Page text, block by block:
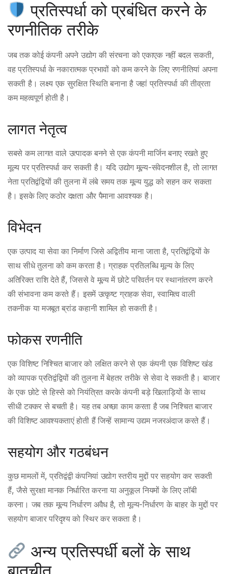
प्रतिस्पर्धा को प्रबंधित करने के
रणनीतिक तरीके
जब तक कोई कंपनी अपने उद्योग की संरचना को एकाएक नहीं बदल सकती,
वह प्रतिस्पर्धा के नकारात्मक प्रभावों को कम करने के लिए रणनीतियां अपना
सकती है। लक्ष्य एक सुरक्षित स्थिति बनाना है जहां प्रतिस्पर्धा की तीव्रता
कम महत्वपूर्ण होती है।
लागत नेतृत्व
सबसे कम लागत वाले उत्पादक बनने से एक कंपनी मार्जिन बनाए रखते हुए
मूल्य पर प्रतिस्पर्धा कर सकती है। यदि उद्योग मूल्य-संवेदनशील है, तो लागत
नेता प्रतिद्वंद्वियों की तुलना में लंबे समय तक मूल्य युद्ध को सहन कर सकता
है। इसके लिए कठोर दक्षता और पैमाना आवश्यक है।
विभेदन
एक उत्पाद या सेवा का निर्माण जिसे अद्वितीय माना जाता है, प्रतिद्वंद्वियों के
साथ सीधे तुलना को कम करता है। ग्राहक प्रतिलब्धि मूल्य के लिए
अतिरिक्त राशि देते हैं, जिससे वे मूल्य में छोटे परिवर्तन पर स्थानांतरण करने
की संभावना कम करते हैं। इसमें उत्कृष्ट ग्राहक सेवा, स्वामित्व वाली
तकनीक या मजबूत ब्रांड कहानी शामिल हो सकती है।
फोकस रणनीति
एक विशिष्ट निश्चित बाजार को लक्षित करने से एक कंपनी एक विशिष्ट खंड
को व्यापक प्रतिद्वंद्वियों की तुलना में बेहतर तरीके से सेवा दे सकती है। बाजार
के एक छोटे से हिस्से को नियंत्रित करके कंपनी बड़े खिलाड़ियों के साथ
सीधी टक्कर से बचती है। यह तब अच्छा काम करता है जब निश्चित बाजार
की विशिष्ट आवश्यकताएं होती हैं जिन्हें सामान्य उद्यम नजरअंदाज करते हैं।
सहयोग और गठबंधन
कुछ मामलों में, प्रतिद्वंद्वी कंपनियां उद्योग स्तरीय मुद्दों पर सहयोग कर सकती
हैं, जैसे सुरक्षा मानक निर्धारित करना या अनुकूल नियमों के लिए लॉबी
करना। जब तक मूल्य निर्धारण अवैध है, तो मूल्य-निर्धारण के बाहर के मुद्दों पर
सहयोग बाजार परिदृश्य को स्थिर कर सकता है।
अन्य प्रतिस्पर्धी बलों के साथ